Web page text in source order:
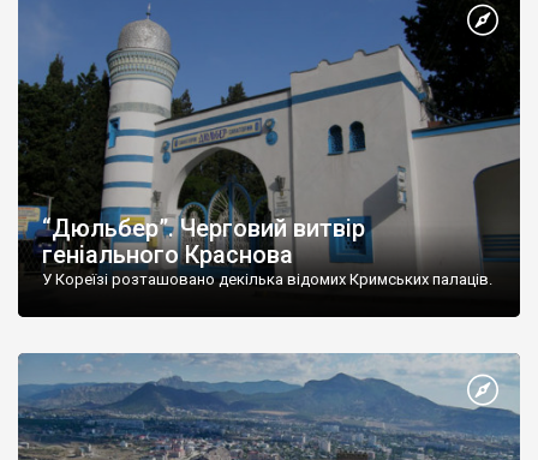
“Дюльбер”. Черговий витвір
геніального Краснова
У Кореїзі розташовано декілька відомих Кримських палаців.